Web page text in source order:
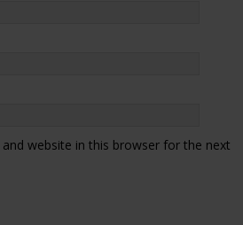
website in this browser for the next